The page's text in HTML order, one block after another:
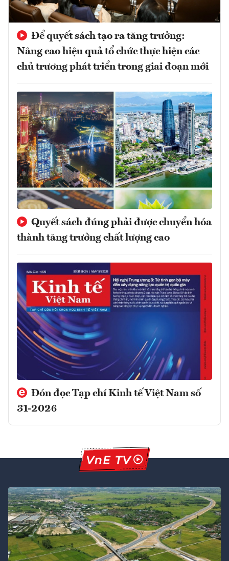
Để quyết sách tạo ra tăng trưởng:
Nâng cao hiệu quả tổ chức thực hiện các
chủ trương phát triển trong giai đoạn mới
Quyết sách đúng phải được chuyển hóa
thành tăng trưởng chất lượng cao
Đón đọc Tạp chí Kinh tế Việt Nam số
31-2026